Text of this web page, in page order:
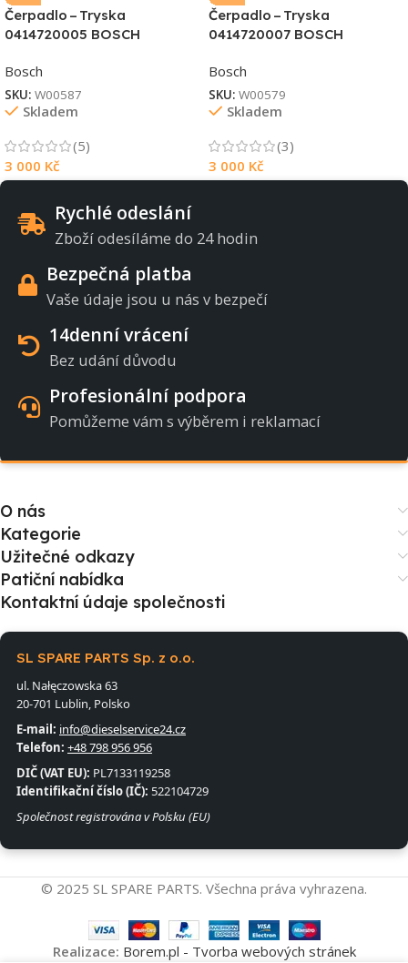
Čerpadlo – Tryska
0414720005 BOSCH
Bosch
SKU: W00587
Skladem
(5)
3 000 Kč
Čerpadlo – Tryska
0414720007 BOSCH
Bosch
SKU: W00579
Skladem
(3)
3 000 Kč
Rychlé odeslání
Zboží odesíláme do 24 hodin
Bezpečná platba
Vaše údaje jsou u nás v bezpečí
14denní vrácení
Bez udání důvodu
Profesionální podpora
Pomůžeme vám s výběrem i reklamací
O nás
Kategorie
Užitečné odkazy
Patiční nabídka
Kontaktní údaje společnosti
SL SPARE PARTS Sp. z o.o.
ul. Nałęczowska 63
20-701 Lublin, Polsko
E-mail: info@dieselservice24.cz
Telefon: +48 798 956 956
DIČ (VAT EU): PL7133119258
Identifikační číslo (IČ): 522104729
Společnost registrována v Polsku (EU)
© 2025 SL SPARE PARTS. Všechna práva vyhrazena.
Realizace: Borem.pl - Tvorba webových stránek